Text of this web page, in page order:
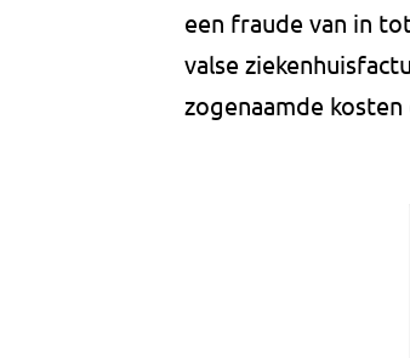
een fraude van in
valse
zogenaamde